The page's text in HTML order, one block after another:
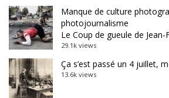
Manque de culture
photojournalisme
Le Coup de gueule de
29.1k views
Ça s’est passé un 4 juillet,
13.6k views